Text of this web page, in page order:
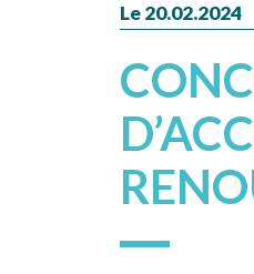
Le 20.02.2024